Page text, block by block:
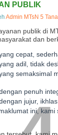
PUBLIK
Admin MTsN 5
publik di
dan
cepat,
adil, tidak
semaksimal
penuh
jujur,
ini,